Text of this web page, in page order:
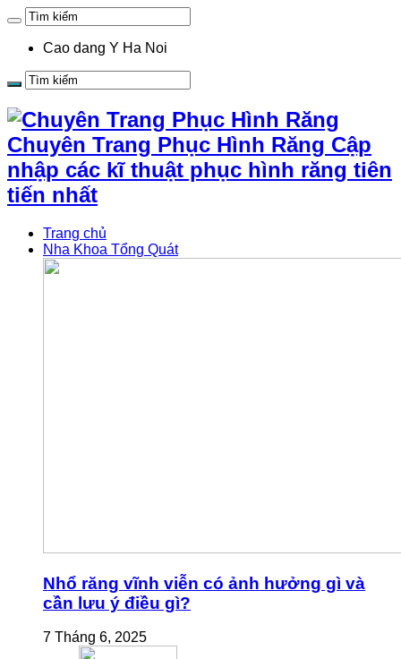
Cao dang Y Ha Noi
Chuyên Trang Phục Hình Răng Cập
nhập các kĩ thuật phục hình răng tiên
tiến nhất
Trang chủ
Nha Khoa Tổng Quát
Nhổ răng vĩnh viễn có ảnh hưởng gì và
cần lưu ý điều gì?
7 Tháng 6, 2025